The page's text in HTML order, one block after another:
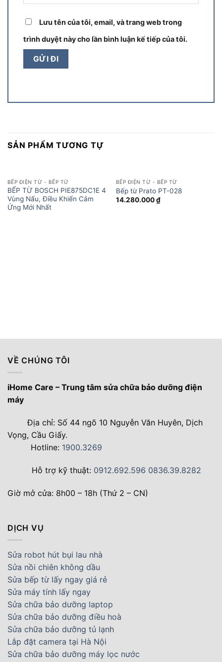
Lưu tên của tôi, email, và trang web trong
trình duyệt này cho lần bình luận kế tiếp của tôi.
SẢN PHẨM TƯƠNG TỰ
BẾP ĐIỆN TỪ - BẾP TỪ
BẾP TỪ BOSCH PIE875DC1E 4
Vùng Nấu, Điều Khiển Cảm
Ứng Mới Nhất
BẾP ĐIỆN TỪ - BẾP TỪ
Bếp từ Prato PT-028
14.280.000₫
VỀ CHÚNG TÔI
iHome Care – Trung tâm sửa chữa bảo dưỡng điện
máy
Địa chỉ: Số 44 ngõ 10 Nguyễn Văn Huyên, Dịch
Vọng, Cầu Giấy.
Hotline: 1900.3269
Hỗ trợ kỹ thuật: 0912.692.596 0836.39.8282
Giờ mở cửa: 8h00 – 18h (Thứ 2 – CN)
DỊCH VỤ
Sửa robot hút bụi lau nhà
Sửa nồi chiên không dầu
Sửa bếp từ lấy ngay giá rẻ
Sửa máy tính lấy ngay
Sửa chữa bảo dưỡng laptop
Sửa chữa bảo dưỡng điều hoà
Sửa chữa bảo dưỡng tủ lạnh
Lắp đặt camera tại Hà Nội
Sửa chữa bảo dưỡng máy lọc nước